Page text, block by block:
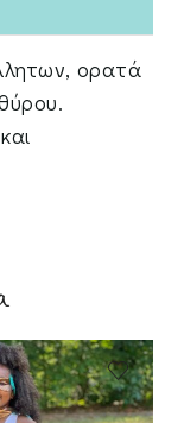
ορατά